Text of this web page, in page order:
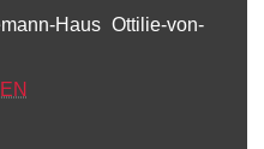
Ottilie-von-
Fassade – das
Kurfürstendamm ist eines
Gebäudeensembles in